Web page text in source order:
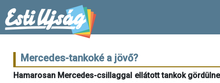
Mercedes-tankoké a jövő?
Hamarosan Mercedes-csillaggal ellátott tankok